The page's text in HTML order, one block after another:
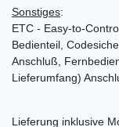
Sonstiges:
ETC - Easy-to-
Bedienteil,
Anschluß,
Lieferumfang)
Lieferung inklusive